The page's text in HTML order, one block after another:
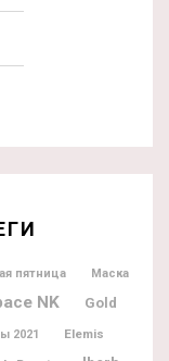
пятница Маска
NK
Gold
2021 Elemis